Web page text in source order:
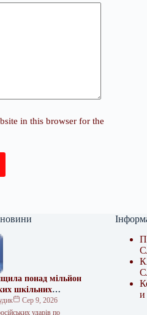
in this browser for the
понад мільйон
шкільних
Сер 9, 2026
ударів по
и